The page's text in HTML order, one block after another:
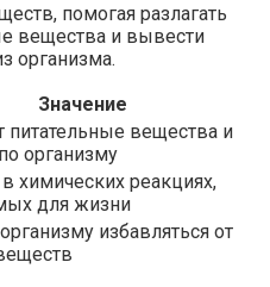
помогая разлагать
вещества и вывести
организма.
Значение
питательные вещества и
организму
в химических реакциях,
для жизни
избавляться от